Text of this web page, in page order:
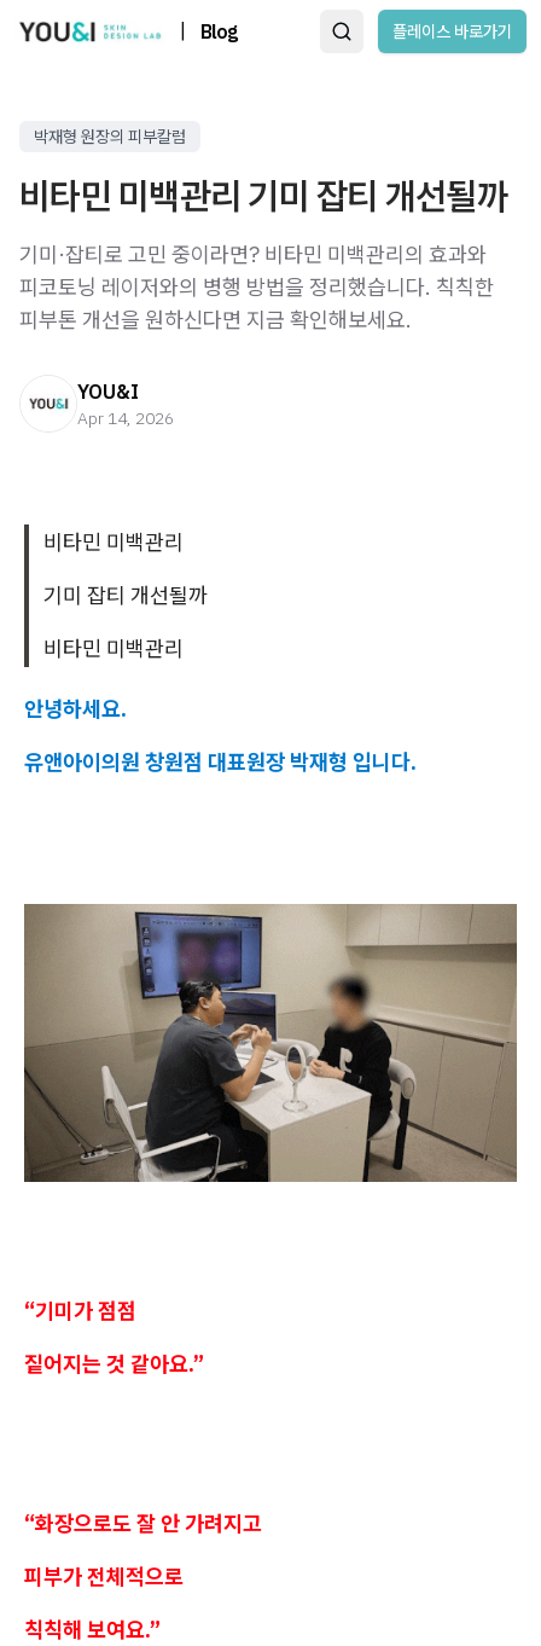
Blog 플레이스 바로가기
박재형 원장의 피부칼럼
비타민 미백관리 기미 잡티 개선될까
기미·잡티로 고민 중이라면? 비타민 미백관리의 효과와
피코토닝 레이저와의 병행 방법을 정리했습니다. 칙칙한
피부톤 개선을 원하신다면 지금 확인해보세요.
YOU&I
Apr 14, 2026
비타민 미백관리
기미 잡티 개선될까
비타민 미백관리
안녕하세요.
유앤아이의원 창원점 대표원장 박재형 입니다.
“기미가 점점
짙어지는 것 같아요.”
“화장으로도 잘 안 가려지고
피부가 전체적으로
칙칙해 보여요.”